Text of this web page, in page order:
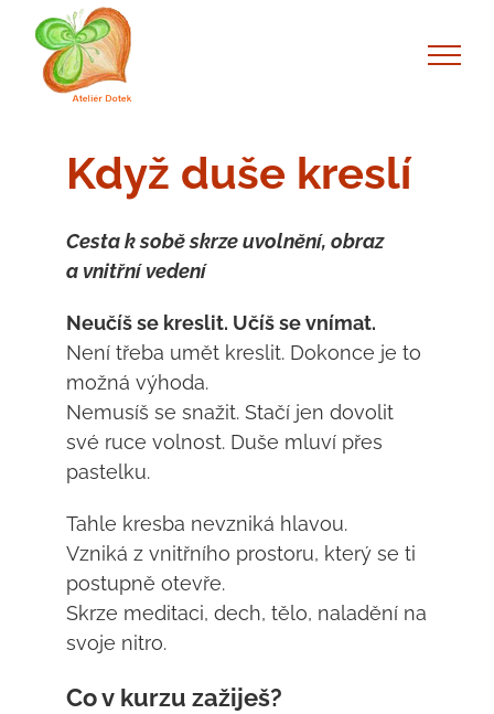
content
Když duše kreslí
Cesta k sobě skrze uvolnění, obraz
a vnitřní vedení
Neučíš se kreslit. Učíš se vnímat.
Není třeba umět kreslit. Dokonce je to
možná výhoda.
Nemusíš se snažit. Stačí jen dovolit
své ruce volnost. Duše mluví přes
pastelku.
Tahle kresba nevzniká hlavou.
Vzniká z vnitřního prostoru, který se ti
postupně otevře.
Skrze meditaci, dech, tělo, naladění na
svoje nitro.
Co v kurzu zažiješ?